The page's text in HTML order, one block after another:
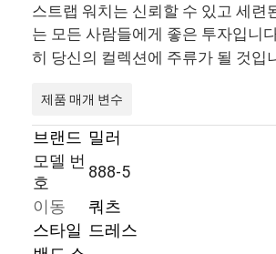
스트랩 워치는 신뢰할 수 있고 세련
는 모든 사람들에게 좋은 투자입니
히 당신의 컬렉션에 주류가 될 것입
제품 매개 변수
브랜드 밀러
모델 번
호
888-5
이동
쿼츠
스타일 드레스